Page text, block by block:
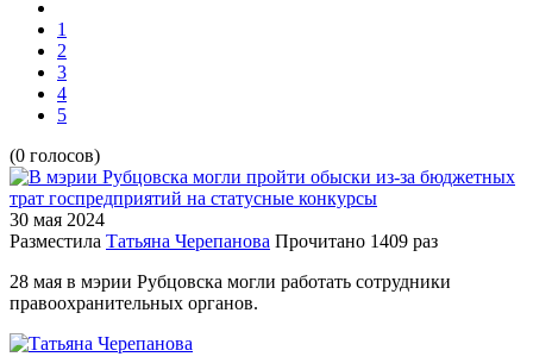
1
2
3
4
5
(0 голосов)
30 мая 2024
Разместила Татьяна Черепанова Прочитано 1409 раз
28 мая в мэрии Рубцовска могли работать сотрудники
правоохранительных органов.